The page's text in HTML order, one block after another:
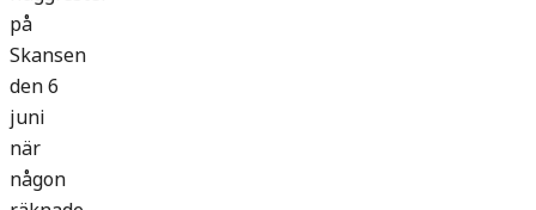
på
Skansen
den 6
juni
när
någon